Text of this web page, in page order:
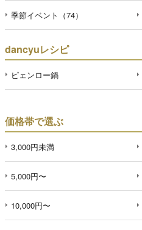
季節イベント（74）
dancyuレシピ
ピェンロー鍋
価格帯で選ぶ
3,000円未満
5,000円〜
10,000円〜